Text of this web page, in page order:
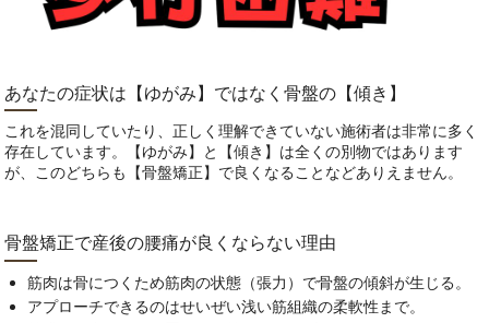
あなたの症状は【ゆがみ】ではなく骨盤の【傾き】
これを混同していたり、正しく理解できていない施術者は非常に多く
存在しています。【ゆがみ】と【傾き】は全くの別物ではあります
が、このどちらも【骨盤矯正】で良くなることなどありえません。
骨盤矯正で産後の腰痛が良くならない理由
筋肉は骨につくため筋肉の状態（張力）で骨盤の傾斜が生じる。
アプローチできるのはせいぜい浅い筋組織の柔軟性まで。